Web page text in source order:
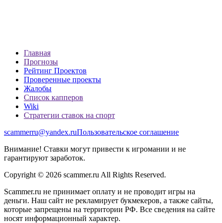
Главная
Прогнозы
Рейтинг Проектов
Проверенные проекты
Жалобы
Список капперов
Wiki
Стратегии ставок на спорт
scammerru@yandex.ruПользовательское соглашение
Внимание! Ставки могут привести к игромании и не
гарантируют заработок.
Copyright © 2026 scammer.ru All Rights Reserved.
Scammer.ru не принимает оплату и не проводит игры на
деньги. Наш сайт не рекламирует букмекеров, а также сайты,
которые запрещены на территории РФ. Все сведения на сайте
носят информационный характер.